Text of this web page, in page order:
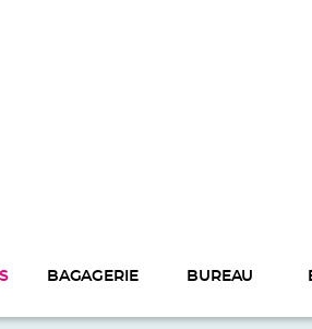
BAGAGERIE BUREAU